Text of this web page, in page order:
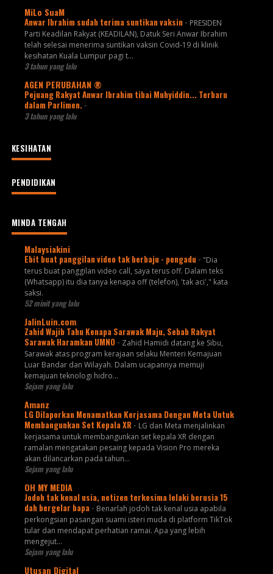
MiLo SuaM
Anwar Ibrahim sudah terima suntikan vaksin - PRESIDEN
Parti Keadilan Rakyat (KEADILAN), Datuk Seri Anwar Ibrahim
telah selesai menerima suntikan vaksin Covid-19 di klinik
kesihatan Kuala Lumpur pagi t...
3 tahun yang lalu
AGEN PERUBAHAN ®
Pejuang Rakyat Anwar Ibrahim tibai Muhyiddin... Terbaru
dalam Parlimen. -
3 tahun yang lalu
KESIHATAN
PENDIDIKAN
MINDA TENGAH
Malaysiakini
Ebit buat panggilan video tak berbaju - pengadu - "Dia
terus buat panggilan video call, saya terus off. Dalam teks
(Whatsapp) itu dia tanya kenapa off (telefon), 'tak aci'," kata
saksi.
52 minit yang lalu
JalinLuin.com
Zahid Wajib Tahu Kenapa Sarawak Maju, Sebab Rakyat
Sarawak Haramkan UMNO - Zahid Hamidi datang ke Sibu,
Sarawak atas program kerajaan selaku Menteri Kemajuan
Luar Bandar dan Wilayah. Dalam ucapannya memuji
kemajuan teknologi hidro...
Sejam yang lalu
Amanz
LG Dilaporkan Menamatkan Kerjasama Dengan Meta Untuk
Membangunkan Set Kepala XR - LG dan Meta menjalinkan
kerjasama untuk membangunkan set kepala XR dengan
ramalan mengatakan pesaing kepada Vision Pro mereka
akan dilancarkan pada tahun...
Sejam yang lalu
OH MY MEDIA
Jodoh tak kenal usia, netizen terkesima lelaki berusia 15
dah bergelar bapa - Benarlah jodoh tak kenal usia apabila
perkongsian pasangan suami isteri muda di platform TikTok
tular dan mendapat perhatian ramai. Apa yang lebih
mengejut...
Sejam yang lalu
Utusan Digital